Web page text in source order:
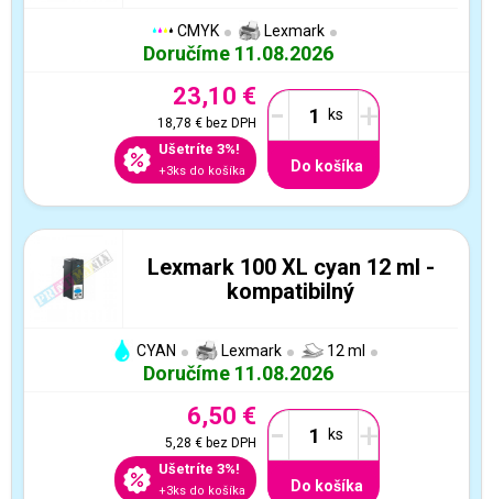
CMYK Lexmark
Doručíme 11.08.2026
23,10 €
18,78 €bez DPH
Ušetríte 3%!
+3ks do košíka
- +
Do košíka
Lexmark 100 XL cyan 12 ml -
kompatibilný
CYAN Lexmark 12 ml
Doručíme 11.08.2026
6,50 €
5,28 €bez DPH
Ušetríte 3%!
+3ks do košíka
- +
Do košíka